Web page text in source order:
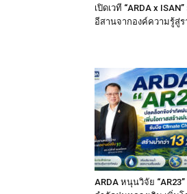
เปิดเวที “ARDA x
อีสานจากองค์ความรู้สู่ร
ARDA หนุนวิจัย